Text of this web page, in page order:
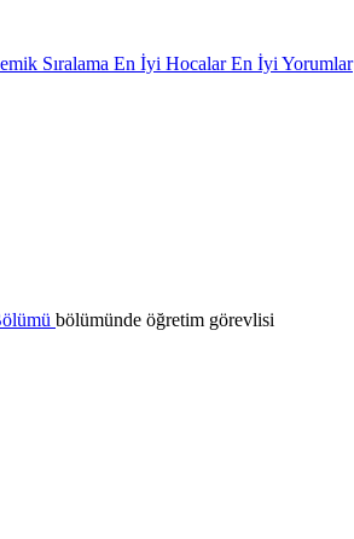
Sıralama En İyi HocalarEn İyi Yorumlar
bölümünde öğretim görevlisi